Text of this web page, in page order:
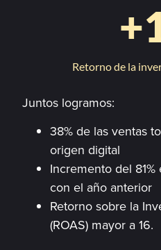
Retorno de la
+
Juntos logramos:
38% de las ventas
origen digital
Incremento del
con el año anterior
Retorno sobre la
(ROAS) mayor a 16.